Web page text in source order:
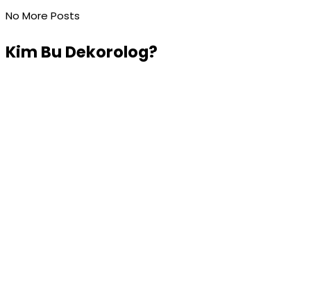
No More Posts
Kim Bu Dekorolog?